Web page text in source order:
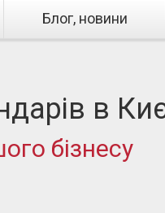
Блог, новини
в
бізнесу